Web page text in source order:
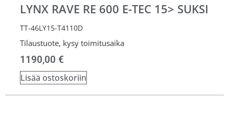
LYNX RAVE RE 600 E-TEC 15> SUKSI
TT-46LY15-T4110D
Tilaustuote, kysy toimitusaika
1190,00 €
Lisää ostoskoriin